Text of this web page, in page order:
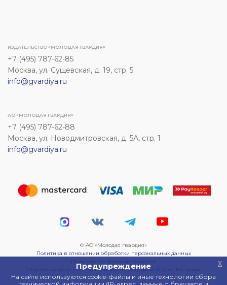
ИЗДАТЕЛЬСТВО «МОЛОДАЯ ГВАРДИЯ»
+7 (495) 787-62-85
Москва, ул. Сущевская, д. 19, стр. 5.
info@gvardiya.ru
АО «МОЛОДАЯ ГВАРДИЯ»
+7 (495) 787-62-88
Москва, ул. Новодмитровская, д. 5А, стр. 1
info@gvardiya.ru
© АО «Молодая гвардия»
Политика в отношении обработки персональных данных
Обработка персональных данных посредством Яндекс Метрики
Предупреждение
На сайте используются cookie-файлы и иные технологии сбора
x